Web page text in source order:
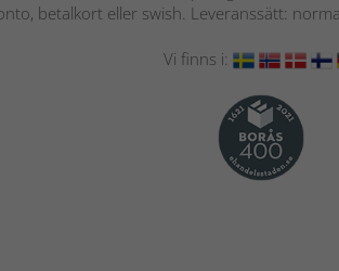
betalkort eller swish. Leveranssätt:
Vi finns i: